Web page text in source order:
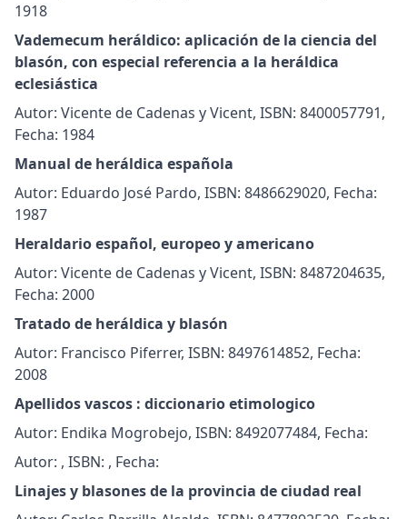
1918
Vademecum heráldico: aplicación de la ciencia del
blasón, con especial referencia a la heráldica
eclesiástica
Autor: Vicente de Cadenas y Vicent, ISBN: 8400057791,
Fecha: 1984
Manual de heráldica española
Autor: Eduardo José Pardo, ISBN: 8486629020, Fecha:
1987
Heraldario español, europeo y americano
Autor: Vicente de Cadenas y Vicent, ISBN: 8487204635,
Fecha: 2000
Tratado de heráldica y blasón
Autor: Francisco Piferrer, ISBN: 8497614852, Fecha:
2008
Apellidos vascos : diccionario etimologico
Autor: Endika Mogrobejo, ISBN: 8492077484, Fecha:
Autor: , ISBN: , Fecha:
Linajes y blasones de la provincia de ciudad real